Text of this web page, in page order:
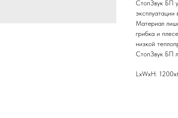
СтопЗвук БП
эксплуатации
Материал
грибка и
низкой
СтопЗвук БП
LxWxH: